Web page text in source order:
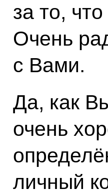
за то,
Очень
с Вами.
Да, как
очень
личный